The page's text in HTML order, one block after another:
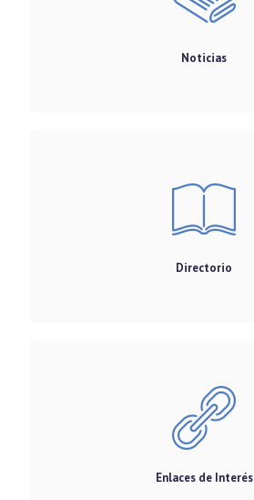
Noticias
Directorio
Enlaces de Interés